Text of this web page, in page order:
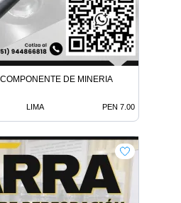
DE MINERIA
LIMA PEN 7.00